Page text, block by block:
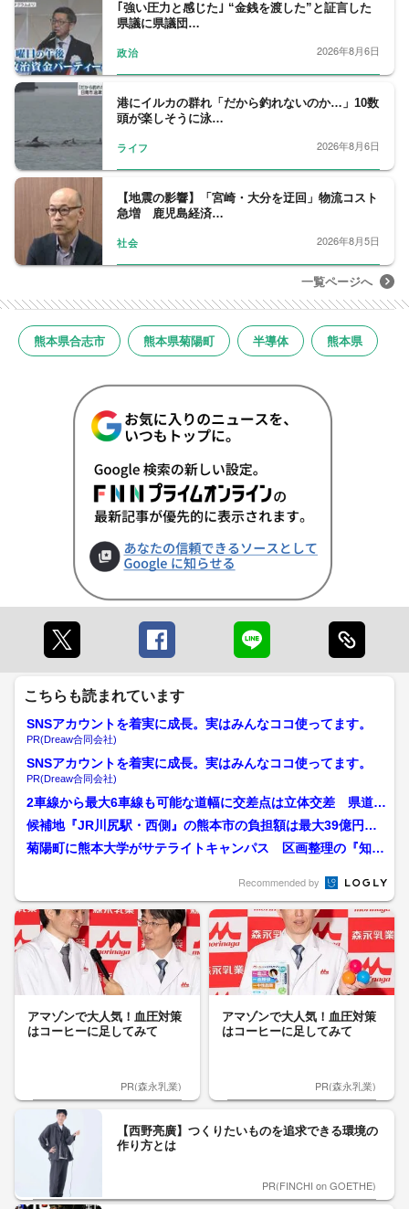
｢強い圧力と感じた｣ “金銭を渡した”と証言した
県議に県議団…
政治 2026年8月6日
港にイルカの群れ「だから釣れないのか…」10数
頭が楽しそうに泳…
ライフ 2026年8月6日
【地震の影響】「宮崎・大分を迂回」物流コスト
急増 鹿児島経済…
社会 2026年8月5日
一覧ページへ
熊本県合志市 熊本県菊陽町 半導体 熊本県
こちらも読まれています
SNSアカウントを着実に成長。実はみんなココ使ってます。
PR(Dreaw合同会社)
SNSアカウントを着実に成長。実はみんなココ使ってます。
PR(Dreaw合同会社)
2車線から最大6車線も可能な道幅に交差点は立体交差 県道大
津植木線を多車線化にア...
候補地『JR川尻駅・西側』の熊本市の負担額は最大39億円
「道路網が弱点」の声に熊...
菊陽町に熊本大学がサテライトキャンパス 区画整理の『知の
Recommended by
アマゾンで大人気！血圧対策
はコーヒーに足してみて
PR(森永乳業)
アマゾンで大人気！血圧対策
はコーヒーに足してみて
PR(森永乳業)
【西野亮廣】つくりたいものを追求できる環境の
作り方とは
PR(FINCHI on GOETHE)